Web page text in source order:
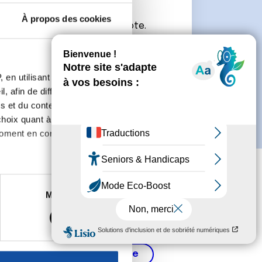
À propos des cookies
en utilisant des
afin de diffuser des
du contenu, ainsi que de
quant à l'utilisation de
en consultant la
à plusieurs mètres près
reportez-vous à lasection «
sur les cookies.
Marketing
ou de créer un compte.
Cancer de la prostate